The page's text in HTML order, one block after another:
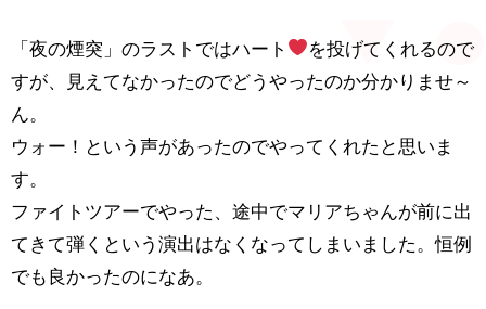
「夜の煙突」のラストではハート
を投げてくれるので
すが、見えてなかったのでどうやったのか分かりませ～
ん。
ウォー！という声があったのでやってくれたと思いま
す。
ファイトツアーでやった、途中でマリアちゃんが前に出
てきて弾くという演出はなくなってしまいました。恒例
でも良かったのになあ。